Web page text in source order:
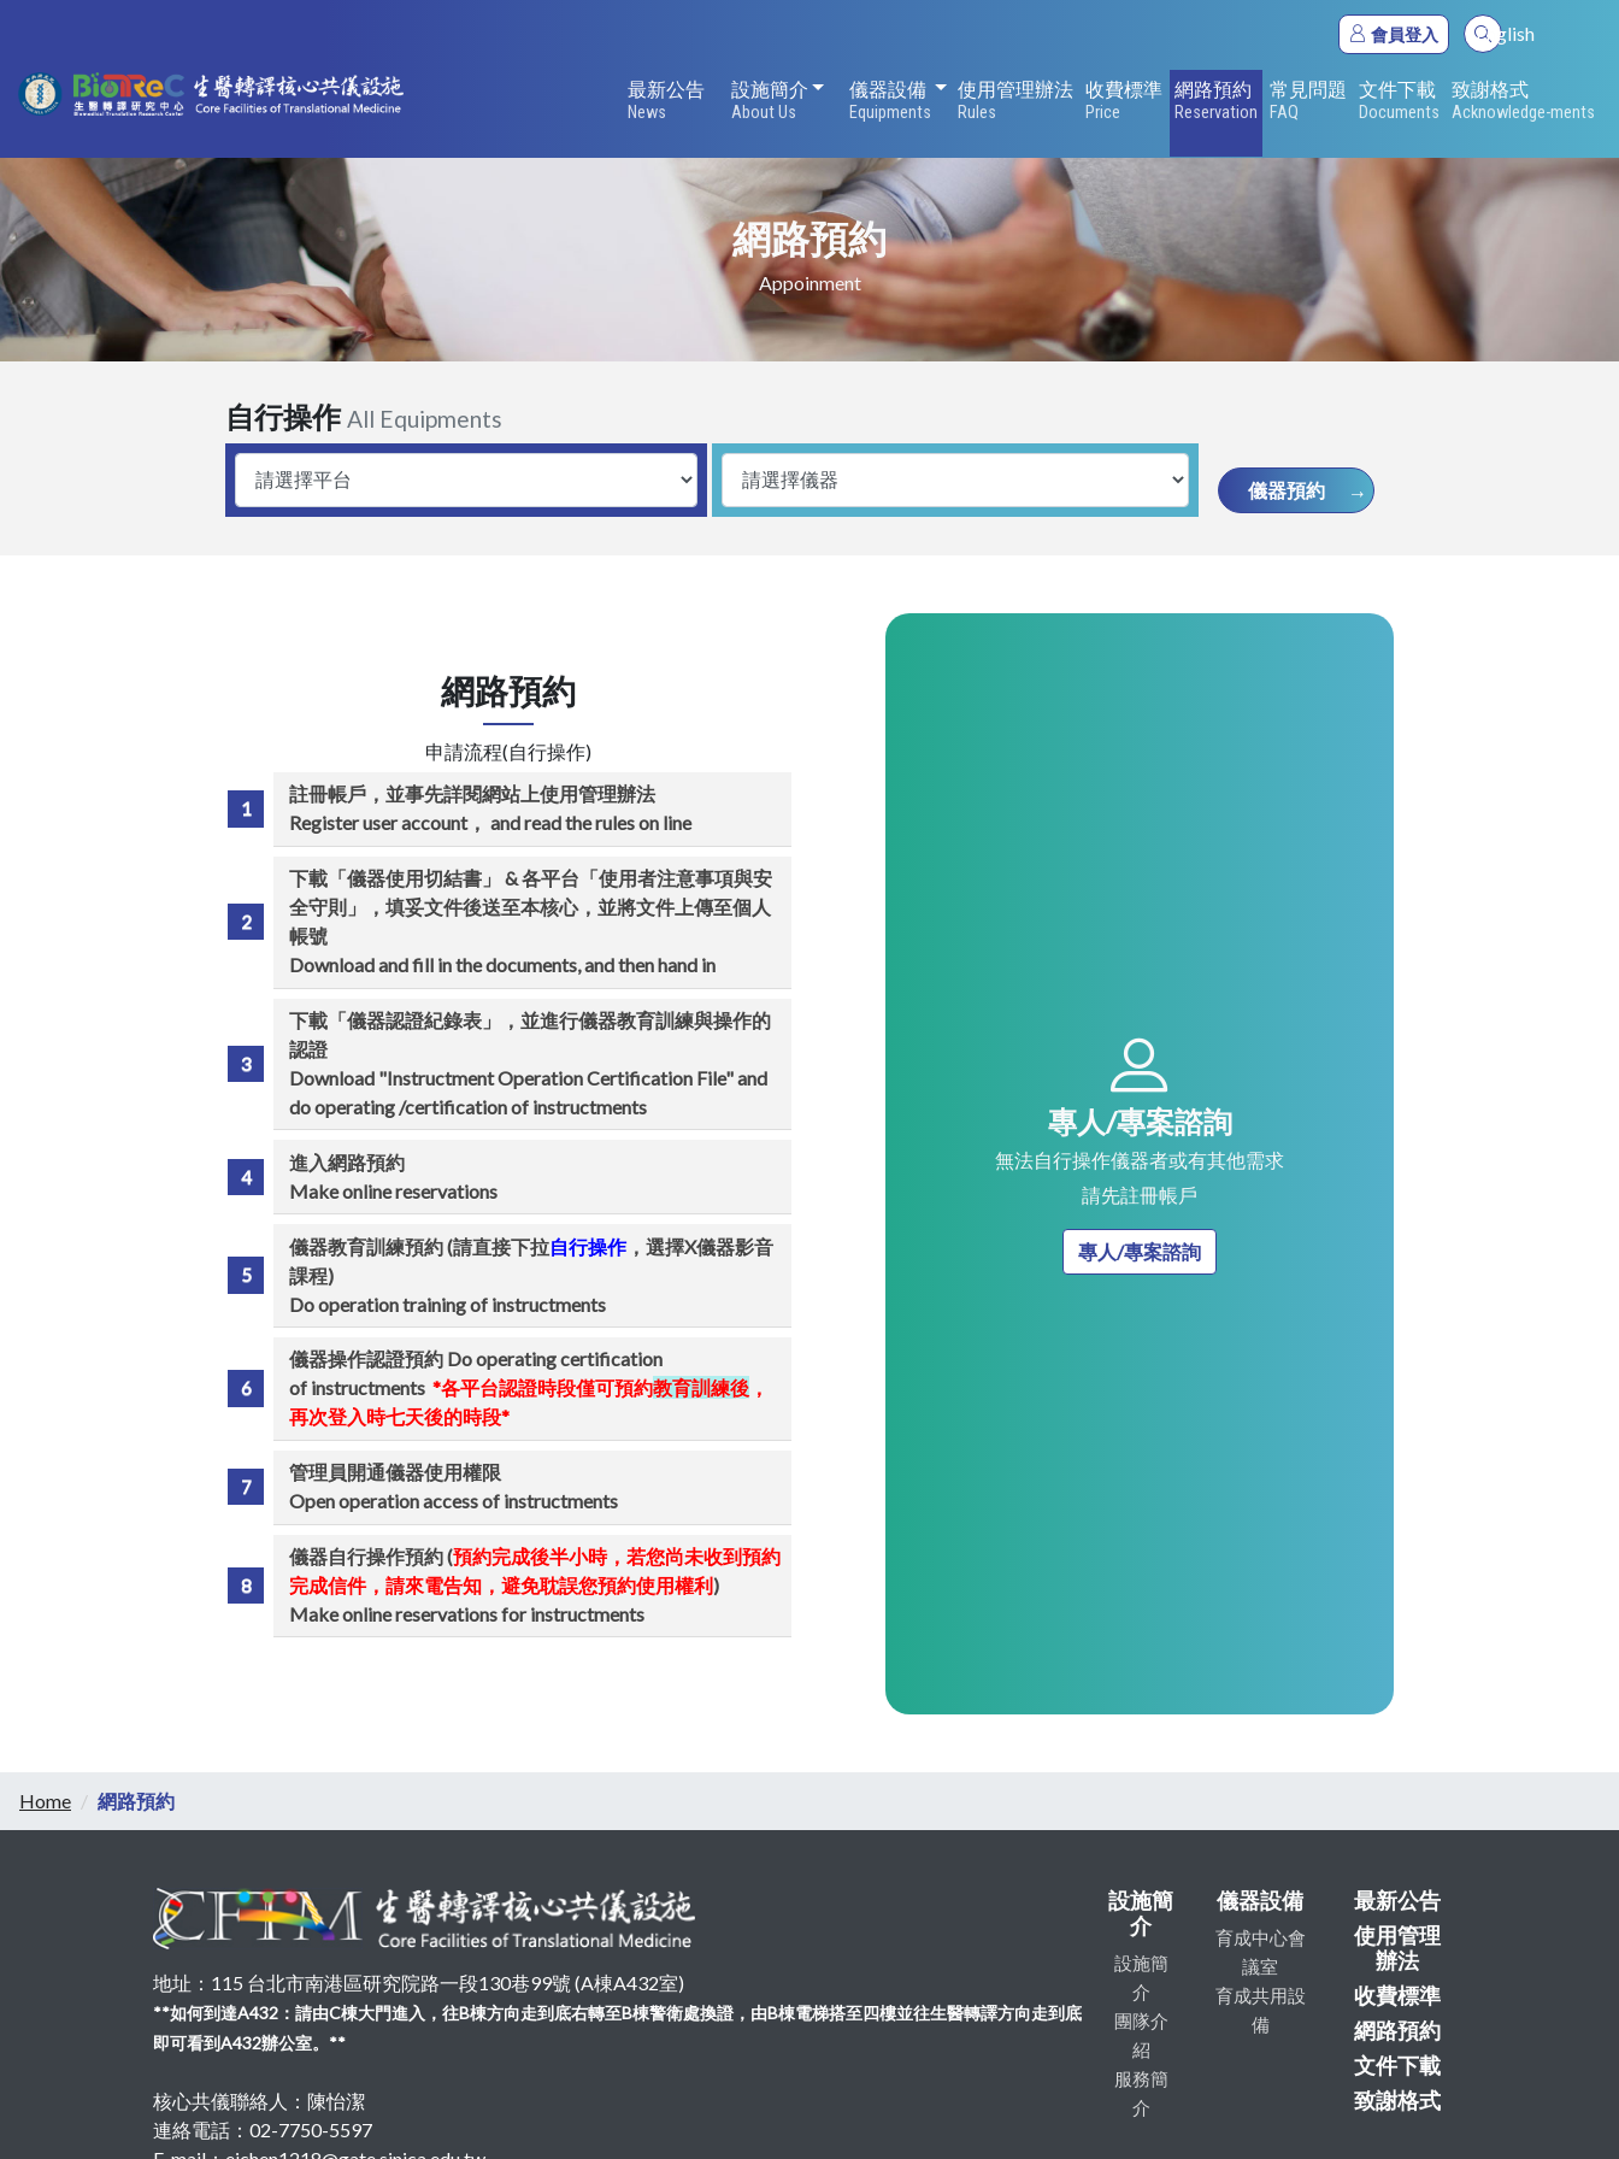
English
會員登入
最新公告
News
設施簡介
About Us
設施簡介儀器設備
Equipments
儀器設備
使用管理辦法
Rules
收費標準
Price
網路預約
Reservation
常見問題
FAQ
文件下載
Documents
致謝格式
Acknowledge-ments
網路預約
Appoinment
自行操作All Equipments
儀器預約
網路預約
申請流程(自行操作)
註冊帳戶，並事先詳閱網站上使用管理辦法
Register user account， and read the rules on line
下載「儀器使用切結書」 & 各平台「使用者注意事項與安
全守則」，填妥文件後送至本核心，並將文件上傳至個人
帳號
Download and fill in the documents, and then hand in
下載「儀器認證紀錄表」，並進行儀器教育訓練與操作的
認證
Download "Instructment Operation Certification File" and
do operating /certification of instructments
進入網路預約
Make online reservations
儀器教育訓練預約 (請直接下拉自行操作，選擇X儀器影音
課程)
Do operation training of instructments
儀器操作認證預約 Do operating certification
of instructments *各平台認證時段僅可預約教育訓練後，
再次登入時七天後的時段*
管理員開通儀器使用權限
Open operation access of instructments
儀器自行操作預約 (預約完成後半小時，若您尚未收到預約
完成信件，請來電告知，避免耽誤您預約使用權利)
Make online reservations for instructments
專人/專案諮詢
無法自行操作儀器者或有其他需求
請先註冊帳戶
專人/專案諮詢
Home 網路預約
地址：115 台北市南港區研究院路一段130巷99號 (A棟A432室)
**如何到達A432：請由C棟大門進入，往B棟方向走到底右轉至B棟警衛處換證，由B棟電梯搭至四樓並往生醫轉譯方向走到底
即可看到A432辦公室。**
核心共儀聯絡人：陳怡潔
連絡電話：02-7750-5597
設施簡
介
設施簡
介
團隊介
紹
服務簡
介
儀器設備
育成中心會
議室
育成共用設
備
最新公告
使用管理
辦法
收費標準
網路預約
文件下載
致謝格式